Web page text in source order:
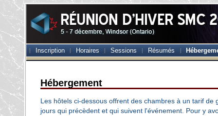
Inscription Horaires Sessions Résumés
Hébergement
Les hôtels ci-dessous offrent des chambres à un tarif
jours qui précèdent et qui suivent l'événement. Pour y